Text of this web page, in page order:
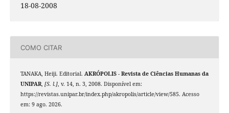
18-08-2008
COMO CITAR
TANAKA, Heiji. Editorial. AKRÓPOLIS - Revista de Ciências Humanas da
UNIPAR, [S. l.], v. 14, n. 3, 2008. Disponível em:
https://revistas.unipar.br/index.php/akropolis/article/view/585. Acesso
em: 9 ago. 2026.